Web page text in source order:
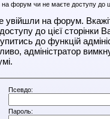
форум чи не маєте доступу до
увійшли на форум.
до цієї сторінки
до функцій
адміністратор
Псевдо:
Пароль: